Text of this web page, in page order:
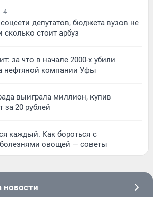
4
депутатов, бюджета вузов не
стоит арбуз
за что в начале 2000-х убили
нефтяной компании Уфы
выиграла миллион, купив
за 20 рублей
каждый. Как бороться с
овощей — советы
новости